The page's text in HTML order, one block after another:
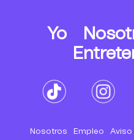
Yo
Nosotros Empleo Aviso